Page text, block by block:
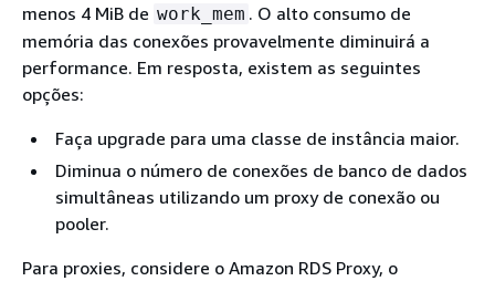
menos 4 MiB de work_mem . O alto consumo de
memória das conexões provavelmente diminuirá a
performance. Em resposta, existem as seguintes
opções:
Faça upgrade para uma classe de instância maior.
Diminua o número de conexões de banco de dados
simultâneas utilizando um proxy de conexão ou
pooler.
Para proxies, considere o Amazon RDS Proxy, o